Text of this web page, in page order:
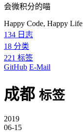
会微积分的喵
Happy Code, Happy Life
134 日志
18 分类
221 标签
GitHub E-Mail
成都 标签
2019
06-15